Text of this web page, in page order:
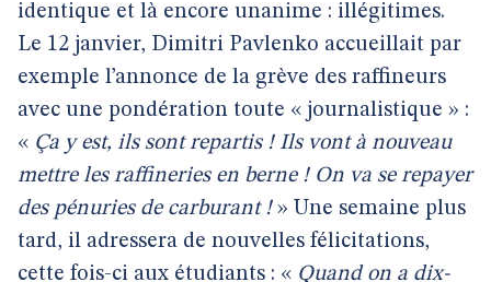
identique et là encore unanime : illégitimes.
Le 12 janvier, Dimitri Pavlenko accueillait par
exemple l’annonce de la grève des raffineurs
avec une pondération toute « journalistique » :
« Ça y est, ils sont repartis ! Ils vont à nouveau
mettre les raffineries en berne ! On va se repayer
des pénuries de carburant !» Une semaine plus
tard, il adressera de nouvelles félicitations,
cette fois-ci aux étudiants : « Quand on a dix-